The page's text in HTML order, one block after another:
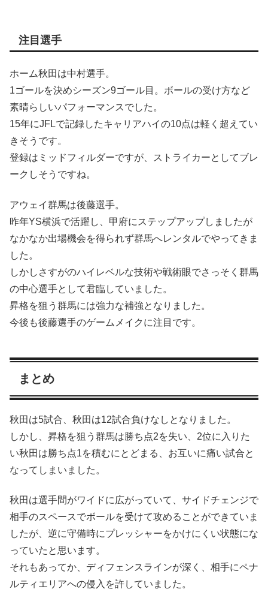
注目選手
ホーム秋田は中村選手。
1ゴールを決めシーズン9ゴール目。ボールの受け方など
素晴らしいパフォーマンスでした。
15年にJFLで記録したキャリアハイの10点は軽く超えてい
きそうです。
登録はミッドフィルダーですが、ストライカーとしてブレ
ークしそうですね。
アウェイ群馬は後藤選手。
昨年YS横浜で活躍し、甲府にステップアップしましたが
なかなか出場機会を得られず群馬へレンタルでやってきま
した。
しかしさすがのハイレベルな技術や戦術眼でさっそく群馬
の中心選手として君臨していました。
昇格を狙う群馬には強力な補強となりました。
今後も後藤選手のゲームメイクに注目です。
まとめ
秋田は5試合、秋田は12試合負けなしとなりました。
しかし、昇格を狙う群馬は勝ち点2を失い、2位に入りた
い秋田は勝ち点1を積むにとどまる、お互いに痛い試合と
なってしまいました。
秋田は選手間がワイドに広がっていて、サイドチェンジで
相手のスペースでボールを受けて攻めることができていま
したが、逆に守備時にプレッシャーをかけにくい状態にな
っていたと思います。
それもあってか、ディフェンスラインが深く、相手にペナ
ルティエリアへの侵入を許していました。